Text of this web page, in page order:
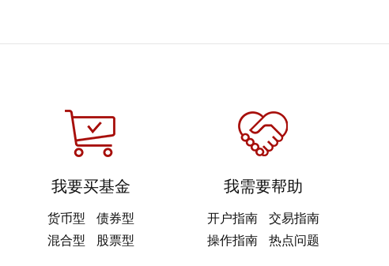
我要买基金
货币型
债券型
混合型
股票型
我需要帮助
开户指南
交易指南
操作指南
热点问题